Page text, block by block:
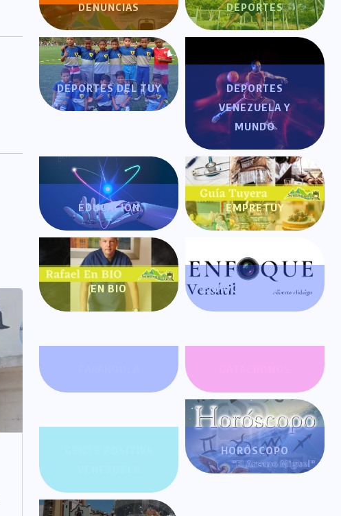
DENUNCIAS DEPORTES
DEPORTES DEL TUY
DEPORTES
VENEZUELA Y
MUNDO
EDUCACIÓN EMPRETUY
EN BIO ENFOQUE VERSÁTIL
HORÓSCOPO